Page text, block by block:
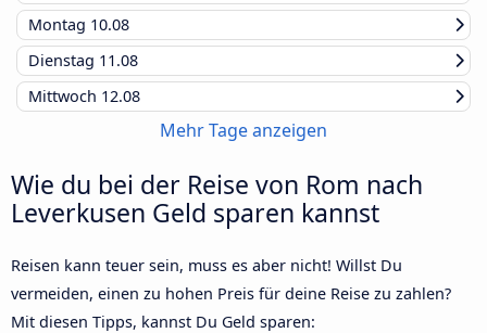
Montag 10.08
Dienstag 11.08
Mittwoch 12.08
Mehr Tage anzeigen
Wie du bei der Reise von Rom nach
Leverkusen Geld sparen kannst
Reisen kann teuer sein, muss es aber nicht! Willst Du
vermeiden, einen zu hohen Preis für deine Reise zu zahlen?
Mit diesen Tipps, kannst Du Geld sparen: